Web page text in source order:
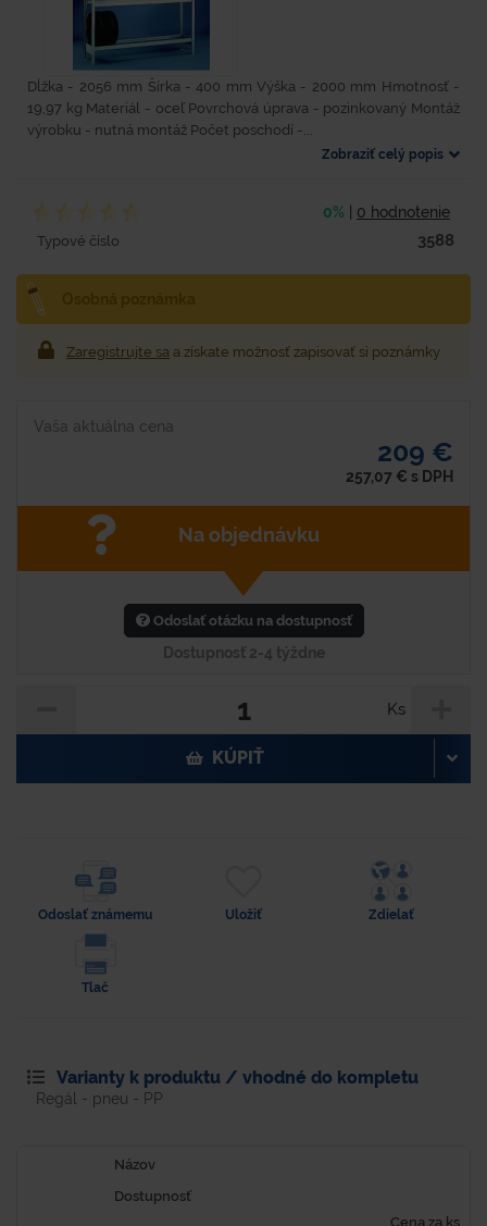
Dĺžka - 2056 mm Šírka - 400 mm Výška - 2000 mm Hmotnosť -
19,97 kg Materiál - oceľ Povrchová úprava - pozinkovaný Montáž
výrobku - nutná montáž Počet poschodí -...
Zobraziť celý popis
0% 0 hodnotenie
Typové číslo 3588
Zaregistrujte sa a získate možnosť zapisovať si poznámky
Vaša aktuálna cena
209 €
257,07 € s DPH
Na objednávku
Odoslať otázku na dostupnosť
Dostupnosť 2-4 týždne
Ks
KÚPIŤ
Odoslať známemu Uložiť Zdielať
Tlač
Varianty k produktu / vhodné do kompletu
Regál - pneu - PP
Názov
Dostupnosť
Cena za ks